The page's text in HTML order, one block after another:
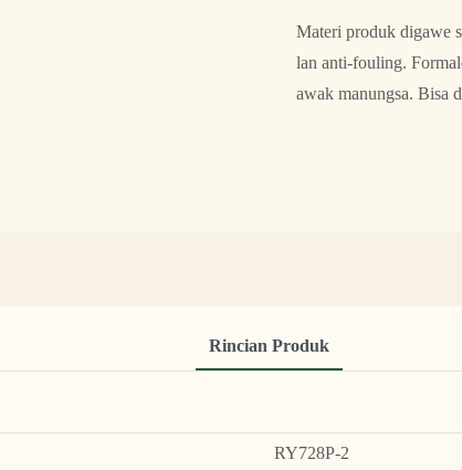
Materi produk digawe
lan anti-fouling.
awak manungsa. Bisa
Rincian Produk
RY728P-2